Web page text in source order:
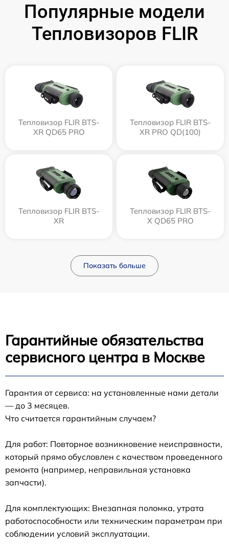
Популярные модели
Тепловизоров FLIR
Тепловизор FLIR BTS-
XR QD65 PRO
Тепловизор FLIR BTS-
XR PRO QD(100)
Тепловизор FLIR BTS-
XR
Тепловизор FLIR BTS-
X QD65 PRO
Показать больше
Гарантийные обязательства
сервисного центра в Москве
Гарантия от сервиса: на установленные нами детали
— до 3 месяцев.
Что считается гарантийным случаем?
Для работ: Повторное возникновение неисправности,
который прямо обусловлен с качеством проведенного
ремонта (например, неправильная установка
запчасти).
Для комплектующих: Внезапная поломка, утрата
работоспособности или техническим параметрам при
соблюдении условий эксплуатации.